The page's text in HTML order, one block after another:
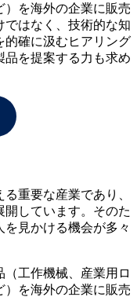
を海外の企業に販売
はなく、技術的な知
的確に汲むヒアリング
品を提案する力も求め
重要な産業であり、
しています。そのた
見かける機会が多々
工作機械、産業用ロ
）を海外の企業に販売